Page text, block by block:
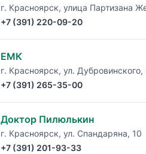
г. Красноярск, улица Партизана
+7 (391) 220-09-20
ЕМК
г. Красноярск, ул. Дубровинского,
+7 (391) 265-35-00
Доктор Пилюлькин
г. Красноярск, ул. Спандаряна, 10
+7 (391) 201-93-33